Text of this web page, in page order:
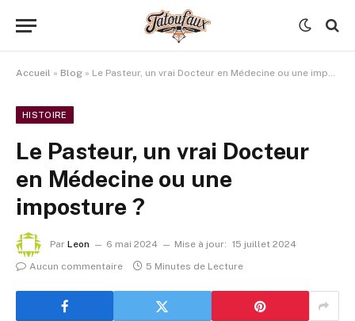
Accueil » Blog » Le Pasteur, un vrai Docteur en Médecine ou une imposture ?
HISTOIRE
Le Pasteur, un vrai Docteur
en Médecine ou une
imposture ?
Par Leon 6 mai 2024 Mise à jour: 15 juillet 2024
Aucun commentaire
5 Minutes de Lecture